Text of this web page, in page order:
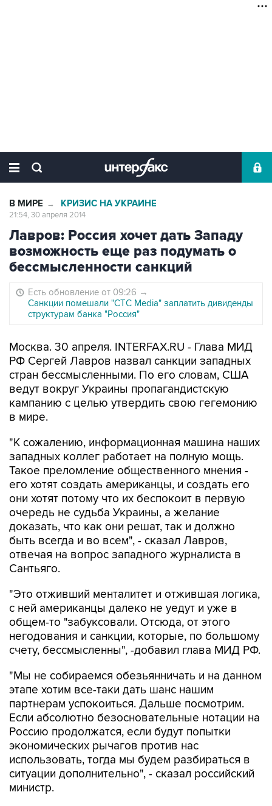
В МИРЕ → КРИЗИС НА УКРАИНЕ
21:54, 30 апреля 2014
Лавров: Россия хочет дать Западу
возможность еще раз подумать о
бессмысленности санкций
Есть обновление от 09:26 →
Санкции помешали "CTC Media" заплатить дивиденды
структурам банка "Россия"
Москва. 30 апреля. INTERFAX.RU - Глава МИД
РФ Сергей Лавров назвал санкции западных
стран бессмысленными. По его словам, США
ведут вокруг Украины пропагандистскую
кампанию с целью утвердить свою гегемонию
в мире.
"К сожалению, информационная машина наших
западных коллег работает на полную мощь.
Такое преломление общественного мнения -
его хотят создать американцы, и создать его
они хотят потому что их беспокоит в первую
очередь не судьба Украины, а желание
доказать, что как они решат, так и должно
быть всегда и во всем", - сказал Лавров,
отвечая на вопрос западного журналиста в
Сантьяго.
"Это отживший менталитет и отжившая логика,
с ней американцы далеко не уедут и уже в
общем-то "забуксовали. Отсюда, от этого
негодования и санкции, которые, по большому
счету, бессмысленны", -добавил глава МИД РФ.
"Мы не собираемся обезьянничать и на данном
этапе хотим все-таки дать шанс нашим
партнерам успокоиться. Дальше посмотрим.
Если абсолютно безосновательные нотации на
Россию продолжатся, если будут попытки
экономических рычагов против нас
использовать, тогда мы будем разбираться в
ситуации дополнительно", - сказал российский
министр.